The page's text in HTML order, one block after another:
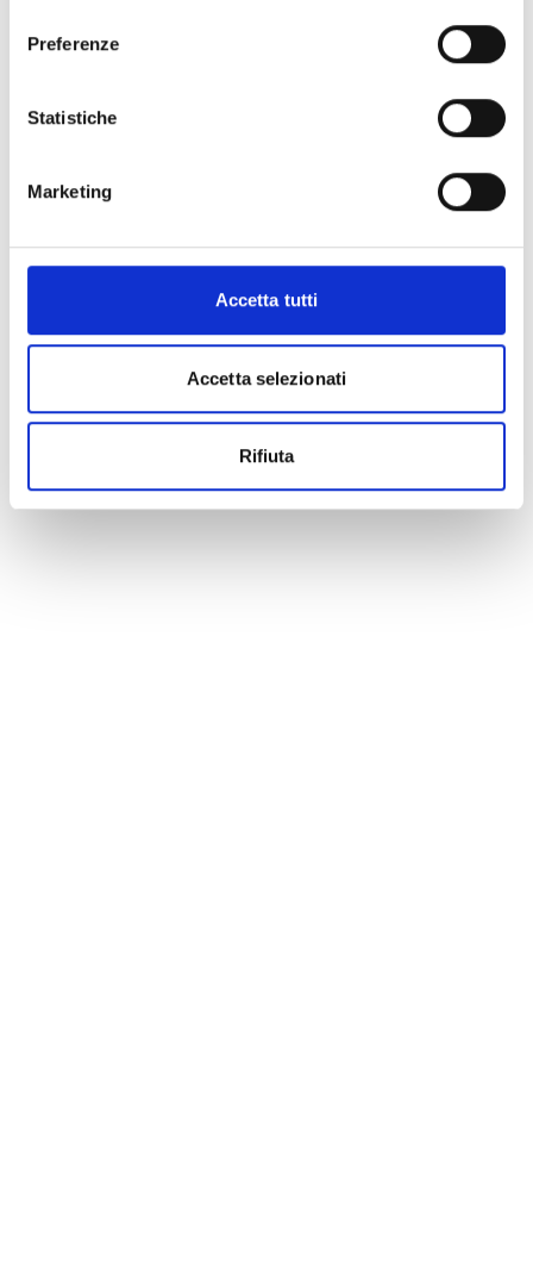
Preferenze
Statistiche
Marketing
Accetta tutti
Accetta selezionati
Rifiuta